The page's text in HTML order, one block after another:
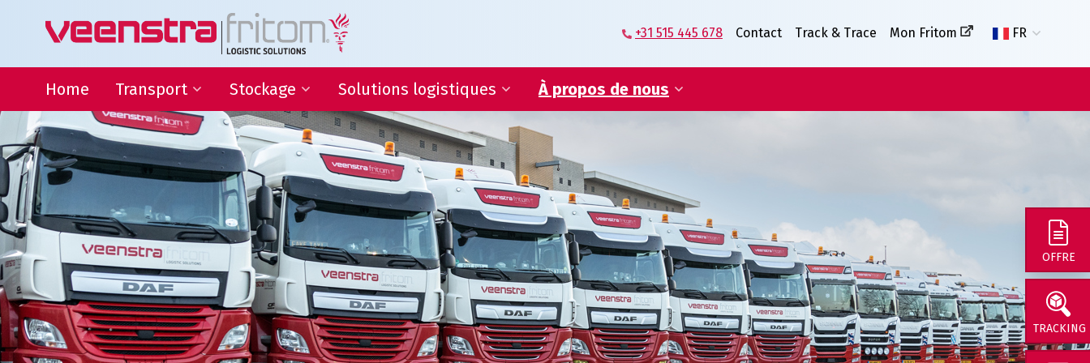
+31 515 445 678 Contact Track & Trace Mon Fritom FR
Home Transport
Distribution 24h/24 partout
aux Pays-Bas
Eurogroupage®
Transport d’articles de taille
non standard
Transport ADR
Transport sous température
contrôlée
Stockage
Stockage
Activités essentielles de SAV et
LVA
Stockage
Solutions logistiques
Logistique fournisseurs
Ingénierie logistique
Gestion électronique des
commandes
Services IT et rapports
À propos de nous
Veenstra|Fritom – Notre
histoire
Nos valeurs
Certifications
Conditions
OFFRE
TRACKING